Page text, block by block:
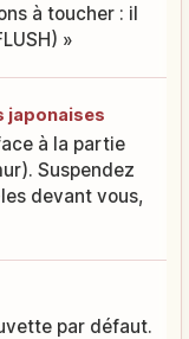
à toucher : il
»
japonaises
à la partie
Suspendez
devant vous,
par défaut.